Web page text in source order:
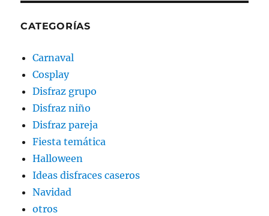
CATEGORÍAS
Carnaval
Cosplay
Disfraz grupo
Disfraz niño
Disfraz pareja
Fiesta temática
Halloween
Ideas disfraces caseros
Navidad
otros